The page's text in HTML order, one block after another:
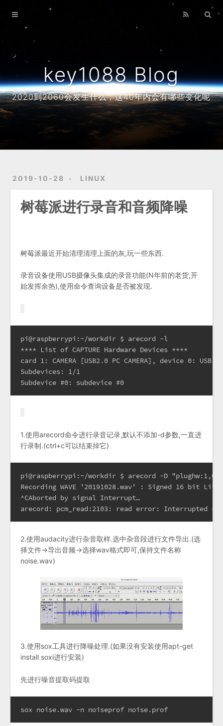
key1088 Blog
2020到2060会发生什么，这40年内会有哪些变化呢
2019-10-28 LINUX
树莓派进行录音和音频降噪
树莓派最近开始清理清理上面的灰,玩一些东西.
录音设备使用USB摄像头集成的录音功能(N年前的老货,开
始发挥余热),使用命令查询设备是否被发现.
pi@raspberrypi:~/workdir $ arecord -l
**** List of CAPTURE Hardware Devices ****
card 1: CAMERA [USB2.0 PC CAMERA], device 0: USB
Subdevices: 1/1
Subdevice #0: subdevice #0
1.使用arecord命令进行录音记录,默认不添加-d参数,一直进
行录制.(ctrl+c可以结束掉它)
pi@raspberrypi:~/workdir $ arecord -D "plughw:1,0"
Recording WAVE '20191028.wav' : Signed 16 bit
^CAborted by signal Interrupt…
arecord: pcm_read:2103: read error: Interrupted
2.使用audacity进行杂音取样.选中杂音段进行文件导出.(选
择文件->导出音频->选择wav格式即可,保持文件名称
noise.wav)
3.使用sox工具进行降噪处理.(如果没有安装使用apt-get
install soxi进行安装)
先进行噪音提取码提取
sox noise.wav -n noiseprof noise.prof
Home
About